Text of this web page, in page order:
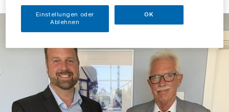
Einstellungen oder
Ablehnen
OK